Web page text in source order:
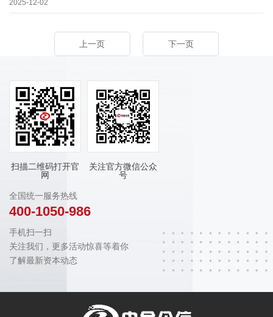
2025-12-02
上一页 下一页
扫描二维码打开官
网
关注官方微信公众
号
全国统一服务热线
400-1050-986
手机扫一扫
关注我们，更多活动惊喜等着你
了解最新资本动态